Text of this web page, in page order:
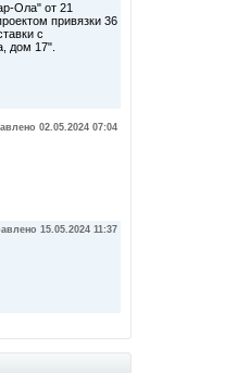
Ола" от 21
привязки 36
с
дом 17".
02.05.2024 07:04
15.05.2024 11:37